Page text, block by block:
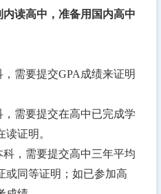
读高中，准备用国内高中
需要提交GPA成绩来证明
需要提交在高中已完成学
证明。
科，需要提交高中三年平均
或同等证明；如已参加高